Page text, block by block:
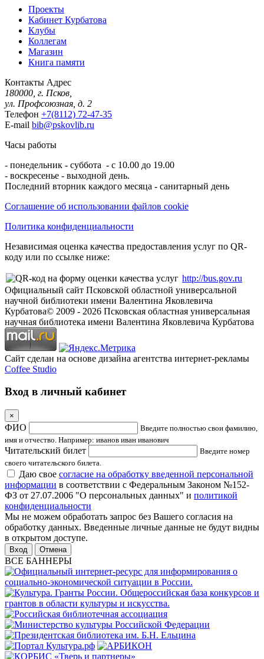
Проекты
Кабинет Курбатова
Клубы
Коллегам
Магазин
Книга памяти
Контакты Адрес
180000, г. Псков,
ул. Профсоюзная, д. 2
Телефон +7(8112) 72-47-35
E-mail bib@pskovlib.ru
Часы работы
- понедельник - суббота - с 10.00 до 19.00
- воскресенье - выходной день.
Последний вторник каждого месяца - санитарный день
Соглашение об использовании файлов cookie
Политика конфиденциальности
Независимая оценка качества предоставления услуг по QR-
коду или по ссылке ниже:
http://bus.gov.ru
Официальный сайт Псковской областной универсальной
научной библиотеки имени Валентина Яковлевича
Курбатова© 2009 - 2026 Псковская областная универсальная
научная библиотека имени Валентина Яковлевича Курбатова
Сайт сделан на основе дизайна агентства интернет-рекламы
Coffee Studio
Вход в личный кабинет
×
ФИО
Введите полностью свои фамилию,
имя и отчество. Например: иванов иван иванович
Читательский билет
Введите номер
своего читательского билета.
Даю свое согласие на обработку введенной персональной
информации в соответствии с Федеральным Законом №152-
ФЗ от 27.07.2006 "О персональных данных" и политикой
конфиденциальности
Мы не можем обработать запрос без Вашего согласия на
обработку данных. Введенные личные данные не будут видны
в открытом доступе.
Отмена
ВСЕ БАННЕРЫ